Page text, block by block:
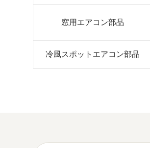
窓用エアコン部品
冷風スポットエアコン部品